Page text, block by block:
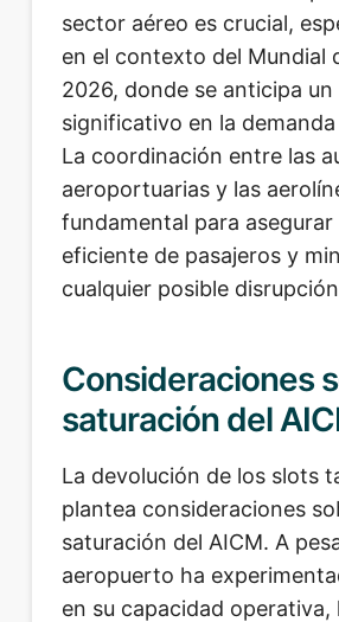
sector aéreo es crucial,
en el contexto del Mundial
2026, donde se anticipa
significativo en la
La coordinación entre las
aeroportuarias y las
fundamental para asegurar
eficiente de pasajeros y
cualquier posible
Consideraciones
saturación del
La devolución de los slots
plantea consideraciones
saturación del AICM. A
aeropuerto ha
en su capacidad operativa,